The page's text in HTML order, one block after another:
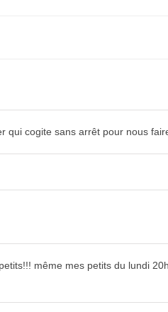
cogite sans arrêt pour nous
même mes petits du lundi